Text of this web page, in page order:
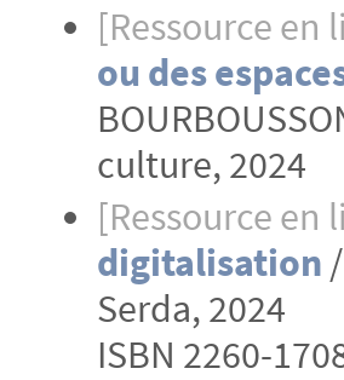
[Ressource en
ou des
culture, 2024
[Ressource en
digitalisation
Serda, 2024
ISBN 2260-